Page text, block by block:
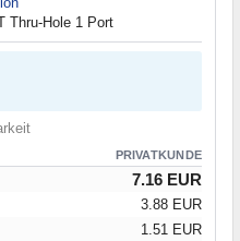
Thru-Hole 1 Port
PRIVATKUNDE
7.16 EUR
3.88 EUR
1.51 EUR